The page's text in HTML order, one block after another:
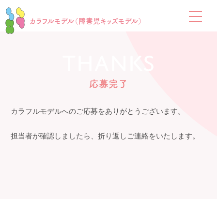
カラフルモデル（障害児キッズモデル）
応募完了
カラフルモデルへのご応募をありがとうございます。
担当者が確認しましたら、折り返しご連絡をいたします。